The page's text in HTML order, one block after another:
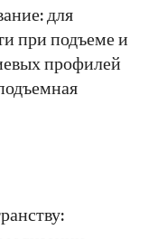
для
при подъеме и
профилей